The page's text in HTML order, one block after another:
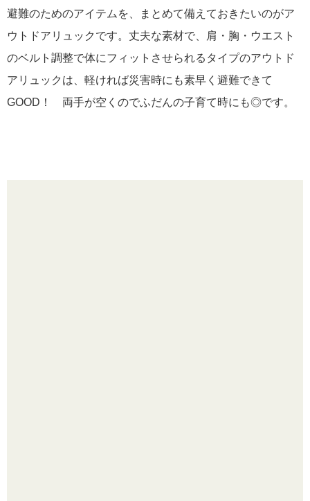
避難のためのアイテムを、まとめて備えておきたいのがア
ウトドアリュックです。丈夫な素材で、肩・胸・ウエスト
のベルト調整で体にフィットさせられるタイプのアウトド
アリュックは、軽ければ災害時にも素早く避難できて
GOOD！ 両手が空くのでふだんの子育て時にも◎です。